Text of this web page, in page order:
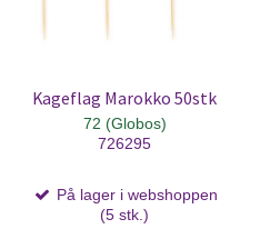
Kageflag Marokko 50stk
72 (Globos)
726295
På lager i webshoppen
(5 stk.)